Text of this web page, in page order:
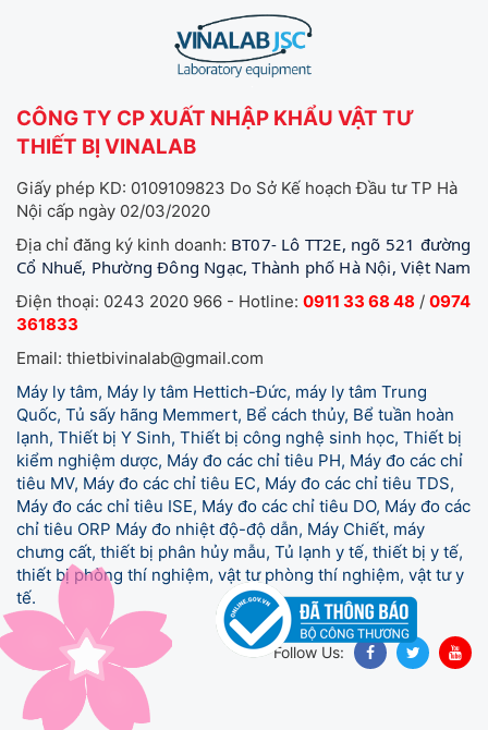
CÔNG TY CP XUẤT NHẬP KHẨU VẬT TƯ
THIẾT BỊ VINALAB
Giấy phép KD: 0109109823 Do Sở Kế hoạch Đầu tư TP Hà
Nội cấp ngày 02/03/2020
Địa chỉ đăng ký kinh doanh: BT07- Lô TT2E, ngõ 521 đường
Cổ Nhuế, Phường Đông Ngạc, Thành phố Hà Nội, Việt Nam
Điện thoại: 0243 2020 966 - Hotline: 0911 33 68 48 / 0974
361833
Email: thietbivinalab@gmail.com
Máy ly tâm, Máy ly tâm Hettich-Đức, máy ly tâm Trung
Quốc, Tủ sấy hãng Memmert, Bể cách thủy, Bể tuần hoàn
lạnh, Thiết bị Y Sinh, Thiết bị công nghệ sinh học, Thiết bị
kiểm nghiệm dược, Máy đo các chỉ tiêu PH, Máy đo các chỉ
tiêu MV, Máy đo các chỉ tiêu EC, Máy đo các chỉ tiêu TDS,
Máy đo các chỉ tiêu ISE, Máy đo các chỉ tiêu DO, Máy đo các
chỉ tiêu ORP Máy đo nhiệt độ-độ dẫn, Máy Chiết, máy
chưng cất, thiết bị phân hủy mẫu, Tủ lạnh y tế, thiết bị y tế,
thiết bị phòng thí nghiệm, vật tư phòng thí nghiệm, vật tư y
tế.
Follow Us: